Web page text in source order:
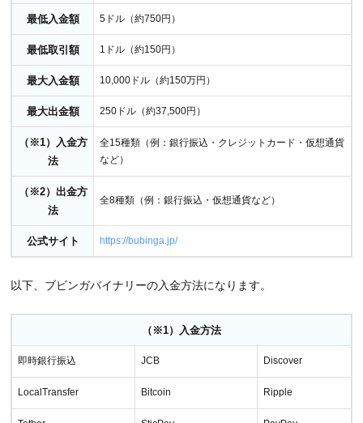
8.5ブビンガバイナリーは土日もトレード出来ます
9ブビンガバイナリーの使い方！【完全マニュアル】
最低入金額 5ドル（約750円）
最低取引額 1ドル（約150円）
最大入金額 10,000ドル（約150万円）
最大出金額 250ドル（約37,500円）
（※1）入金方
法
全15種類（例：銀行振込・クレジットカード・仮想通貨
など）
（※2）出金方
法
全8種類（例：銀行振込・仮想通貨など）
公式サイト https://bubinga.jp/
以下、ブビンガバイナリーの入金方法になります。
（※1）入金方法
即時銀行振込 JCB Discover
LocalTransfer Bitcoin Ripple